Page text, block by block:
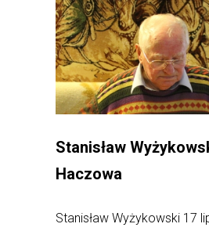
Stanisław
Haczowa
Stanisław Wyżykowski 17